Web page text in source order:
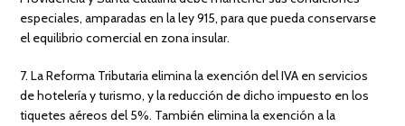
especiales, amparadas en la ley 915, para que pueda conservarse
el equilibrio comercial en zona insular.
7. La Reforma Tributaria elimina la exención del IVA en servicios
de hotelería y turismo, y la reducción de dicho impuesto en los
tiquetes aéreos del 5%. También elimina la exención a la